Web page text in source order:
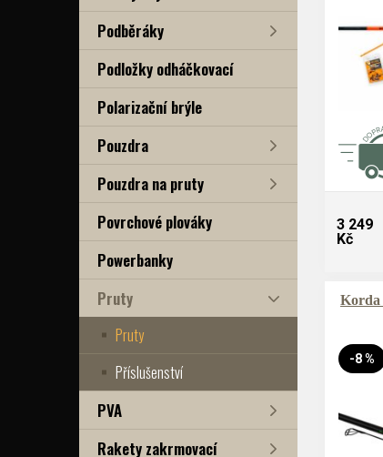
Podběráky
Podložky odháčkovací
Polarizační brýle
Pouzdra
Pouzdra na pruty
Povrchové plováky
Powerbanky
Pruty
Pruty
Příslušenství
PVA
Rakety zakrmovací
3 249
Kč
Korda
-8 %